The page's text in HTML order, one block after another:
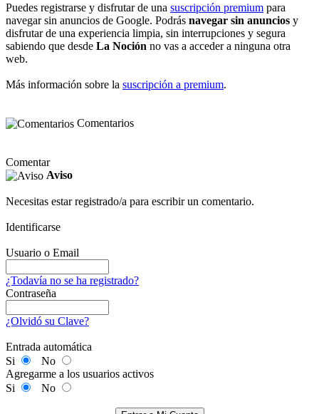
Puedes registrarse y disfrutar de una suscripción premium para
navegar sin anuncios de Google. Podrás navegar sin anuncios y
disfrutar de una experiencia limpia, sin interrupciones y segura
sabiendo que desde La Noción no vas a acceder a ninguna otra
web.
Más información sobre la suscripción a premium.
Comentarios
Comentar
Aviso
Necesitas estar registrado/a para escribir un comentario.
Identificarse
Usuario o Email
¿Todavía no se ha registrado?
Contraseña
¿Olvidó su Clave?
Entrada automática
Si
No
Agregarme a los usuarios activos
Si
No